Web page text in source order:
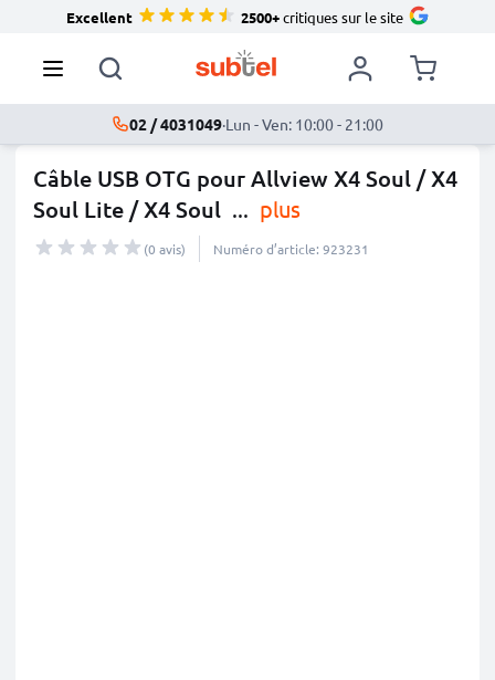
Excellent 2500+critiques sur le site
02 / 4031049·Lun - Ven: 10:00 - 21:00
Câble USB OTG pour Allview X4 Soul / X4
Soul Lite / X4 Soul ... plus
(0 avis) Numéro d’article: 923231